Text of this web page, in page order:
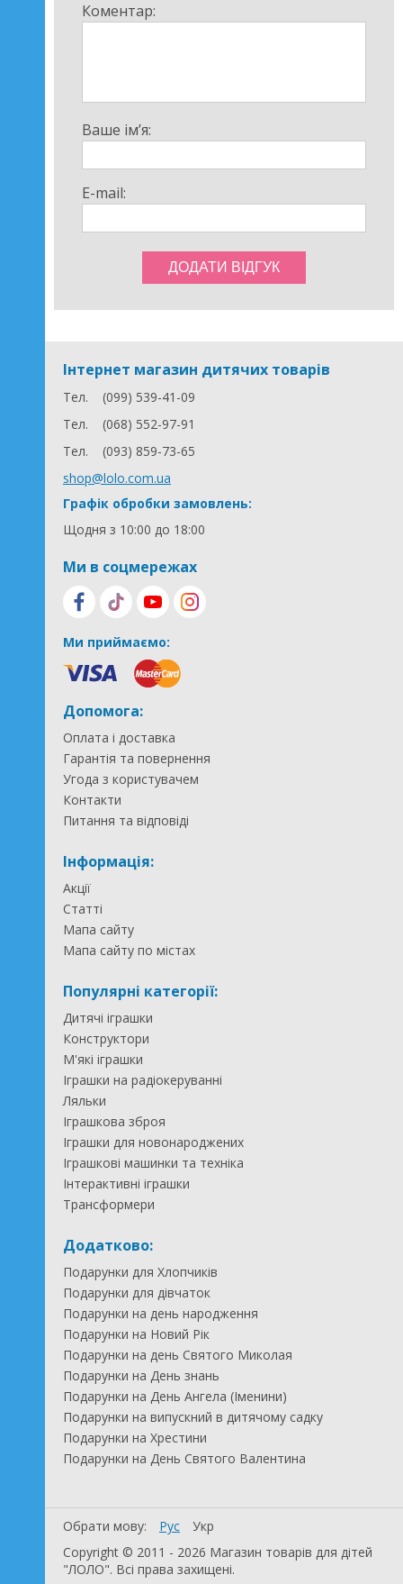
Коментар:
Ваше ім’я:
E-mail:
Інтернет магазин дитячих товарів
Тел.
(099) 539-41-09
Тел.
(068) 552-97-91
Тел.
(093) 859-73-65
shop@lolo.com.ua
Графік обробки замовлень:
Щодня з 10:00 до 18:00
Ми в соцмережах
Ми приймаємо:
Допомога:
Оплата і доставка
Гарантія та повернення
Угода з користувачем
Контакти
Питання та відповіді
Інформація:
Акції
Статті
Мапа сайту
Мапа сайту по містах
Популярні категорії:
Дитячі іграшки
Конструктори
М'які іграшки
Іграшки на радіокеруванні
Ляльки
Іграшкова зброя
Іграшки для новонароджених
Іграшкові машинки та техніка
Інтерактивні іграшки
Трансформери
Додатково:
Подарунки для Хлопчиків
Подарунки для дівчаток
Подарунки на день народження
Подарунки на Новий Рік
Подарунки на день Святого Миколая
Подарунки на День знань
Подарунки на День Ангела (Іменини)
Подарунки на випускний в дитячому садку
Подарунки на Хрестини
Подарунки на День Святого Валентина
Обрати мову: Рус
Укр
Copyright © 2011 - 2026 Магазин товарів для дітей
"ЛОЛО". Всі права захищені.